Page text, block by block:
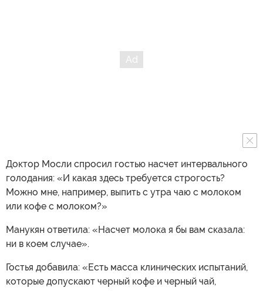
Доктор Мосли спросил гостью насчет интервального
голодания: «И какая здесь требуется строгость?
Можно мне, например, выпить с утра чаю с молоком
или кофе с молоком?»
Манукян ответила: «Насчет молока я бы вам сказала:
ни в коем случае».
Гостья добавила: «Есть масса клинических испытаний,
которые допускают черный кофе и черный чай,